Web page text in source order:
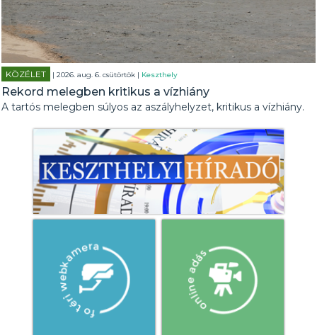
KÖZÉLET | 2026. aug. 6. csütörtök | Keszthely
Rekord melegben kritikus a vízhiány
A tartós melegben súlyos az aszályhelyzet, kritikus a vízhiány.